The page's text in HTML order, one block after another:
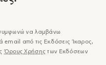
να λαμβάνω
email από τις Εκδόσεις Ίκαρος,
Όρους Χρήσης των Εκδόσεων